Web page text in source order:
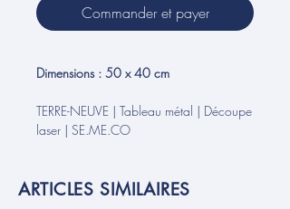
Commander et payer
Dimensions : 50 x 40 cm
TERRE-NEUVE | Tableau métal | Découpe
laser | SE.ME.CO
ARTICLES SIMILAIRES